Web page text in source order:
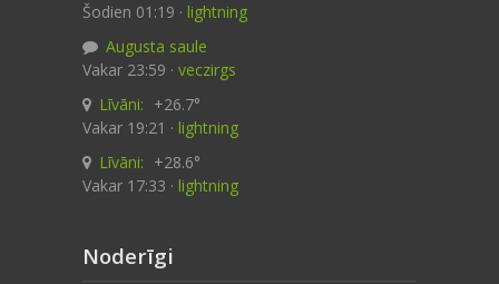
Šodien 01:19 · lightning
Augusta saule
Vakar 23:59 · veczirgs
Līvāni: +26.7°
Vakar 19:21 · lightning
Līvāni: +28.6°
Vakar 17:33 · lightning
Noderīgi